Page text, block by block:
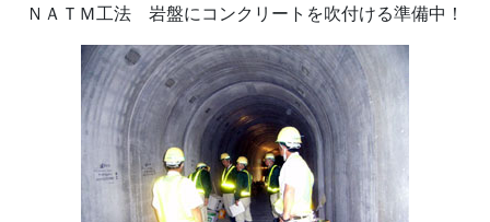
ＮＡＴＭ工法 岩盤にコンクリートを吹付ける準備中！